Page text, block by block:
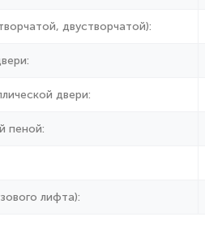
двустворчатой):
двери:
пеной:
лифта):